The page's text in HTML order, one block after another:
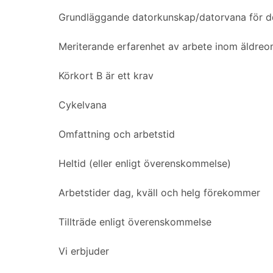
Grundläggande datorkunskap/datorvana för
Meriterande erfarenhet av arbete inom
Körkort B är ett krav
Cykelvana
Omfattning och arbetstid
Heltid (eller enligt överenskommelse)
Arbetstider dag, kväll och helg förekommer
Tillträde enligt överenskommelse
Vi erbjuder